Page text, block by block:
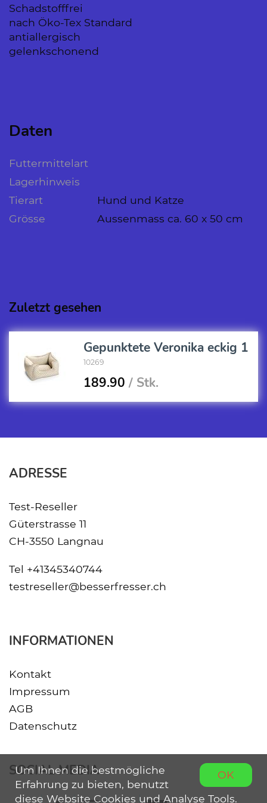
Schadstofffrei
nach Öko-Tex Standard
antiallergisch
gelenkschonend
Daten
Futtermittelart
Lagerhinweis
Tierart
Hund und Katze
Grösse
Aussenmass ca. 60 x 50 cm
Zuletzt gesehen
Gepunktete Veronika eckig 1
10269
189.90 / Stk.
ADRESSE
Test-Reseller
Güterstrasse 11
CH-3550 Langnau
Tel +41345340744
testreseller@besserfresser.ch
INFORMATIONEN
Kontakt
Impressum
AGB
Datenschutz
SOCIAL MEDIA OK
Um Ihnen die bestmögliche
Erfahrung zu bieten, benutzt
diese Website Cookies und Analyse Tools.